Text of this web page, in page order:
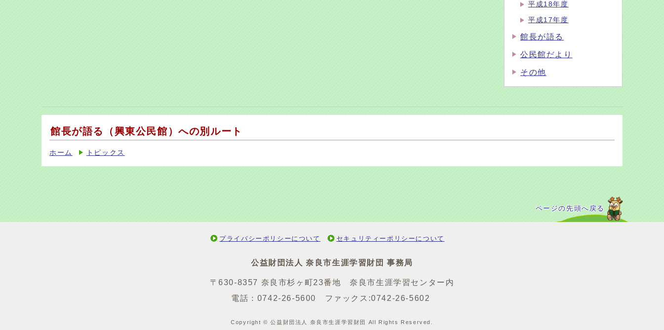
平成18年度
平成17年度
館長が語る
公民館だより
その他
館長が語る（興東公民館）への別ルート
ホーム トピックス
ページの先頭へ戻る
プライバシーポリシーについて セキュリティーポリシーについて
公益財団法人 奈良市生涯学習財団 事務局
〒630-8357 奈良市杉ヶ町23番地 奈良市生涯学習センター内
電話： 0742-26-5600 ファックス:0742-26-5602
Copyright © 公益財団法人 奈良市生涯学習財団 All Rights Reserved.